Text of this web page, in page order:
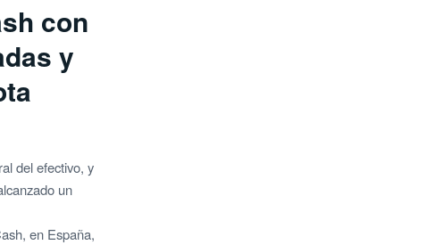
con
y
del efectivo, y
un
en España,